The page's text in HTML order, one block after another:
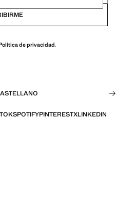
de privacidad.
SPOTIFYPINTERESTXLINKEDIN